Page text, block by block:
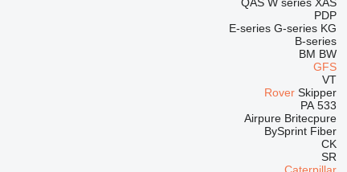
PDP
E-series G-series KG
B-series
BM BW
GFS
VT
Rover Skipper
533
PA
Airpure Britecpure
BySprint Fiber
CK
SR